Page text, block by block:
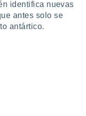
identifica nuevas
antes solo se
antártico.